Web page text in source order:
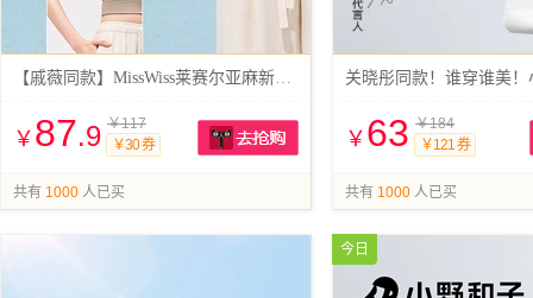
【戚薇同款】MissWiss莱赛尔亚麻新款阔腿裤
￥ 87.9 ￥117
￥30 券
共有 1000 人已买
￥ 63 ￥184
￥121 券
共有 1000 人已买
今日